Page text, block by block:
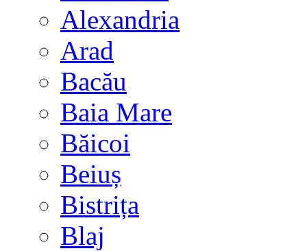
Alexandria
Arad
Bacău
Baia Mare
Băicoi
Beiuș
Bistrița
Blaj